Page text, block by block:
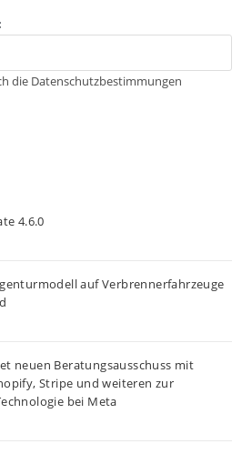
die Datenschutzbestimmungen
4.6.0
auf Verbrennerfahrzeuge
neuen Beratungsausschuss mit
Stripe und weiteren zur
bei Meta